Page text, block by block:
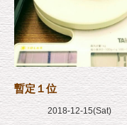
暫定１位
2018-12-15(Sat)